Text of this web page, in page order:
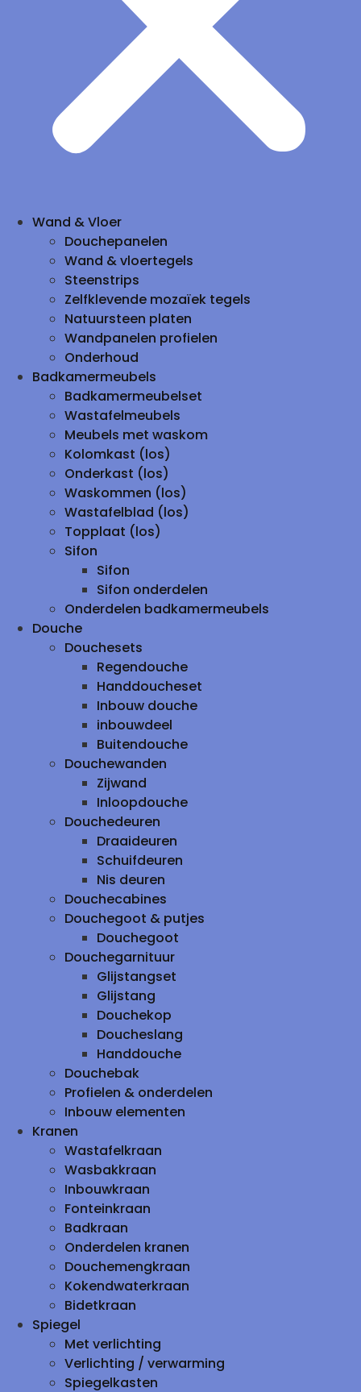
Wand & Vloer
Douchepanelen
Wand & vloertegels
Steenstrips
Zelfklevende mozaïek tegels
Natuursteen platen
Wandpanelen profielen
Onderhoud
Badkamermeubels
Badkamermeubelset
Wastafelmeubels
Meubels met waskom
Kolomkast (los)
Onderkast (los)
Waskommen (los)
Wastafelblad (los)
Topplaat (los)
Sifon
Sifon
Sifon onderdelen
Onderdelen badkamermeubels
Douche
Douchesets
Regendouche
Handdoucheset
Inbouw douche
inbouwdeel
Buitendouche
Douchewanden
Zijwand
Inloopdouche
Douchedeuren
Draaideuren
Schuifdeuren
Nis deuren
Douchecabines
Douchegoot & putjes
Douchegoot
Douchegarnituur
Glijstangset
Glijstang
Douchekop
Doucheslang
Handdouche
Douchebak
Profielen & onderdelen
Inbouw elementen
Kranen
Wastafelkraan
Wasbakkraan
Inbouwkraan
Fonteinkraan
Badkraan
Onderdelen kranen
Douchemengkraan
Kokendwaterkraan
Bidetkraan
Spiegel
Met verlichting
Verlichting / verwarming
Spiegelkasten